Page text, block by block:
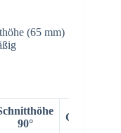
(65 mm)
90°
Gewicht